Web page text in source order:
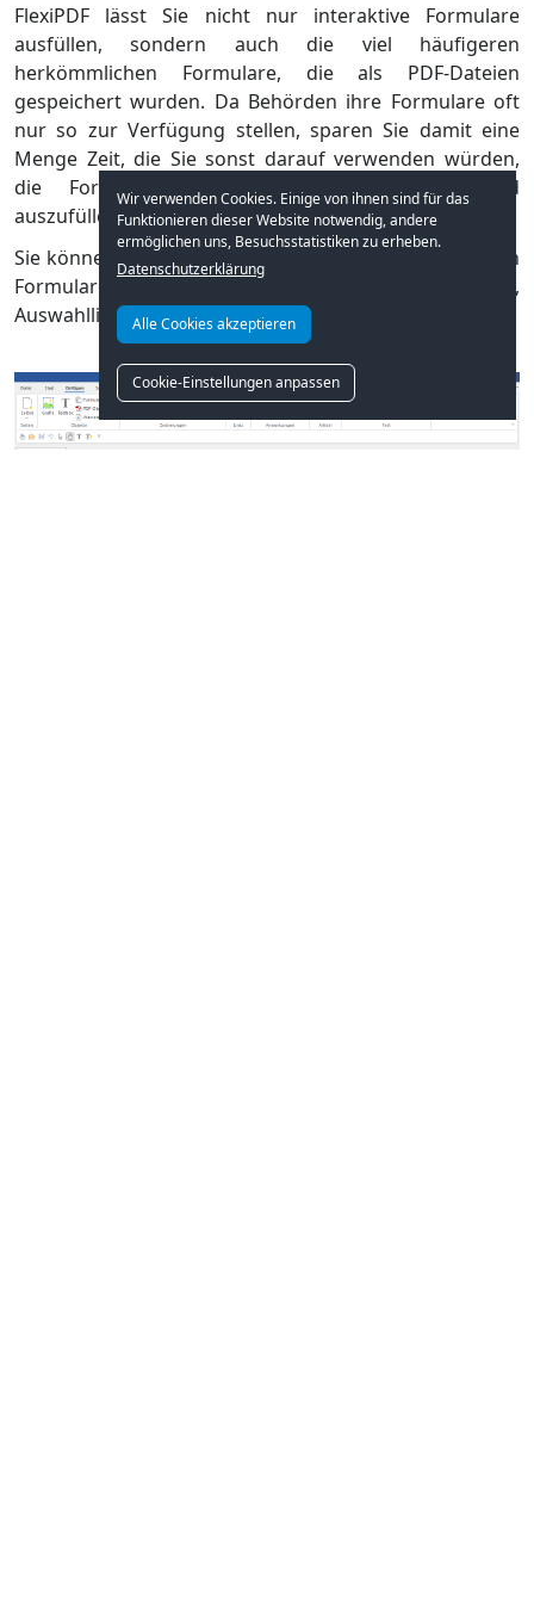
FlexiPDF lässt Sie nicht nur interaktive Formulare
ausfüllen, sondern auch die viel häufigeren
herkömmlichen Formulare, die als PDF-Dateien
gespeichert wurden. Da Behörden ihre Formulare oft
nur so zur Verfügung stellen, sparen Sie damit eine
Menge Zeit, die Sie sonst darauf verwenden würden,
die Formulare auszudrucken und von Hand
auszufüllen.
Sie können mit FlexiPDF auch Ihre eigenen interaktiven
Formulare erstellen – inklusive Kontrollkästchen,
Auswahllisten, Eingabefeldern usw.
Wir verwenden Cookies. Einige von ihnen sind für das
Funktionieren dieser Website notwendig, andere
ermöglichen uns, Besuchsstatistiken zu erheben.
Datenschutzerklärung
Alle Cookies akzeptieren
Cookie-Einstellungen anpassen